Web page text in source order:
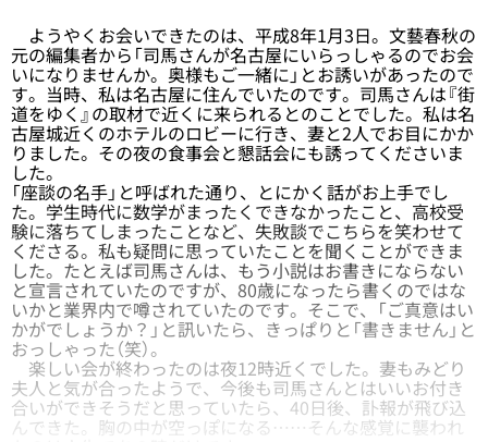
ようやくお会いできたのは、平成8年1月3日。文藝春秋の
元の編集者から「司馬さんが名古屋にいらっしゃるのでお会
いになりませんか。奥様もご一緒に」とお誘いがあったので
す。当時、私は名古屋に住んでいたのです。司馬さんは『街
道をゆく』の取材で近くに来られるとのことでした。私は名
古屋城近くのホテルのロビーに行き、妻と2人でお目にかか
りました。その夜の食事会と懇話会にも誘ってくださいま
した。
「座談の名手」と呼ばれた通り、とにかく話がお上手でし
た。学生時代に数学がまったくできなかったこと、高校受
験に落ちてしまったことなど、失敗談でこちらを笑わせて
くださる。私も疑問に思っていたことを聞くことができま
した。たとえば司馬さんは、もう小説はお書きにならない
と宣言されていたのですが、80歳になったら書くのではな
いかと業界内で噂されていたのです。そこで、「ご真意はい
かがでしょうか？」と訊いたら、きっぱりと「書きません」と
おっしゃった（笑）。
楽しい会が終わったのは夜12時近くでした。妻もみどり
夫人と気が合ったようで、今後も司馬さんとはいいお付き
合いができそうだと思っていたら、40日後、訃報が飛び込
んできた。胸の中が空っぽになる……そんな感覚に襲われ